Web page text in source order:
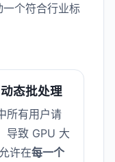
个符合行业标
态批处理
所有用户请
导致 GPU 大
许在每一个